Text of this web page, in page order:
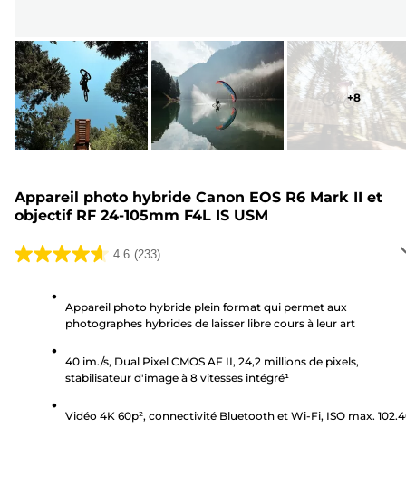
+8
Appareil photo hybride Canon EOS R6 Mark II et
objectif RF 24-105mm F4L IS USM
4.6 (233)
4.6
Appareil photo hybride plein format qui permet aux
photographes hybrides de laisser libre cours à leur art
40 im./s, Dual Pixel CMOS AF II, 24,2 millions de pixels,
stabilisateur d'image à 8 vitesses intégré¹
Vidéo 4K 60p², connectivité Bluetooth et Wi-Fi, ISO max.